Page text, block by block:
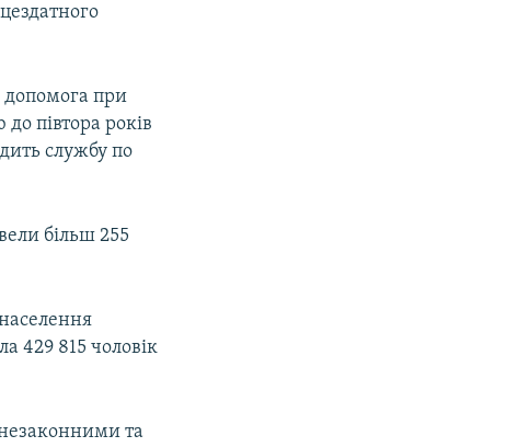
допомога при
півтора років
службу по
більш 255
429 815 чоловік
та